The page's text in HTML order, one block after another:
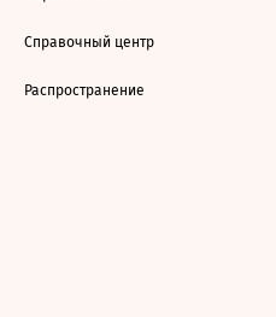
Справочный центр
Распространение